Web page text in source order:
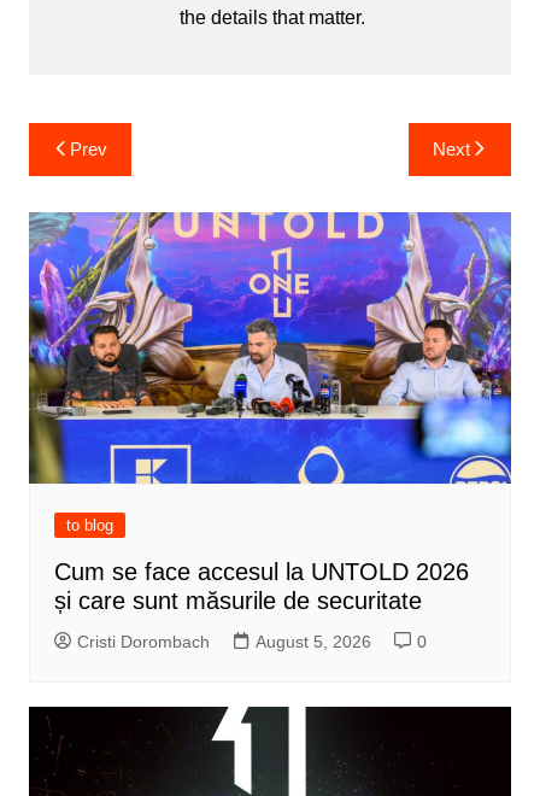
the details that matter.
Post
navigation
Prev Next
to blog
Cum se face accesul la UNTOLD 2026
și care sunt măsurile de securitate
Cristi Dorombach August 5, 2026 0